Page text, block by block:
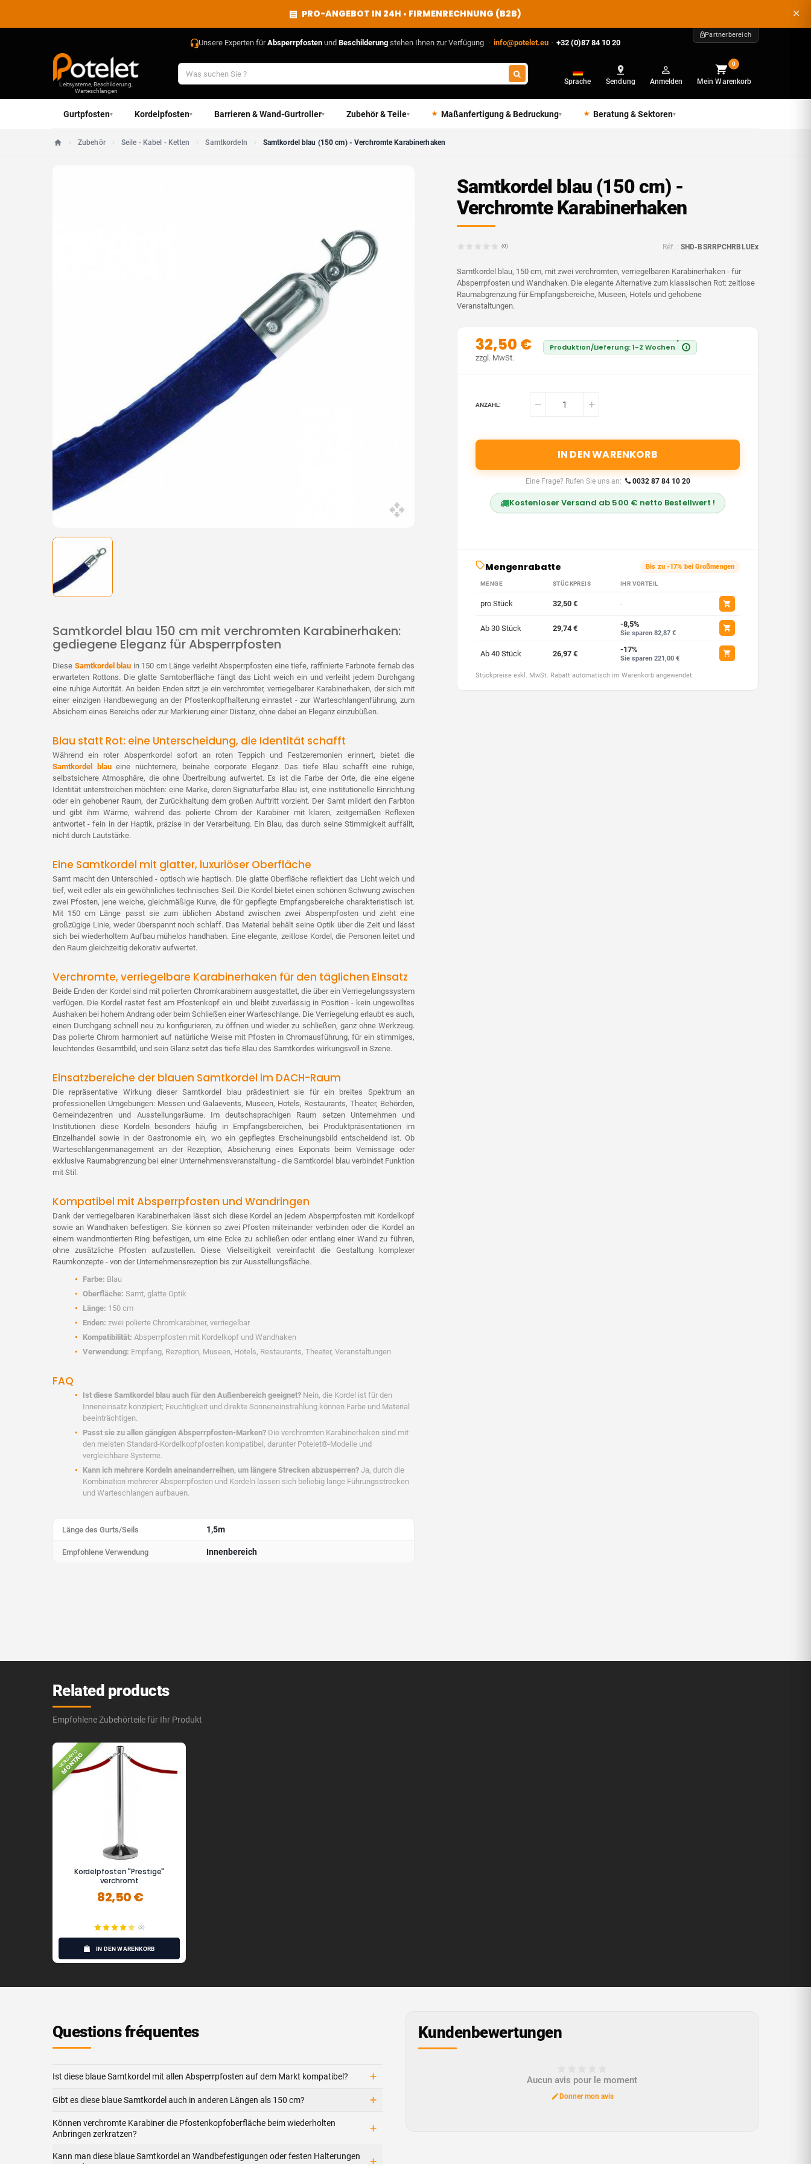
PRO-ANGEBOT IN 24H • FIRMENRECHNUNG (B2B)
Unsere Experten fürAbsperrpfosten und Beschilderung stehen Ihnen zur Verfügung · info@potelet.eu · +32 (0)87 84 10 20
Partnerbereich
Leitsysteme, Beschilderung,
Warteschlangen
Sprache Sendung Anmelden
0
Mein Warenkorb
Gurtpfosten▾ Kordelpfosten▾ Barrieren & Wand-Gurtroller▾ Zubehör & Teile▾ Maßanfertigung & Bedruckung▾ Beratung & Sektoren▾
Startseite
Zubehör Seile - Kabel - Ketten Samtkordeln Samtkordel blau (150 cm) - Verchromte Karabinerhaken
Samtkordel blau 150 cm mit verchromten Karabinerhaken:
gediegene Eleganz für Absperrpfosten
Diese Samtkordel blau in 150 cm Länge verleiht Absperrpfosten eine tiefe, raffinierte Farbnote fernab des
erwarteten Rottons. Die glatte Samtoberfläche fängt das Licht weich ein und verleiht jedem Durchgang
eine ruhige Autorität. An beiden Enden sitzt je ein verchromter, verriegelbarer Karabinerhaken, der sich mit
einer einzigen Handbewegung an der Pfostenkopfhalterung einrastet - zur Warteschlangenführung, zum
Absichern eines Bereichs oder zur Markierung einer Distanz, ohne dabei an Eleganz einzubüßen.
Blau statt Rot: eine Unterscheidung, die Identität schafft
Während ein roter Absperrkordel sofort an roten Teppich und Festzeremonien erinnert, bietet die
Samtkordel blaueine nüchternere, beinahe corporate Eleganz. Das tiefe Blau schafft eine ruhige,
selbstsichere Atmosphäre, die ohne Übertreibung aufwertet. Es ist die Farbe der Orte, die eine eigene
Identität unterstreichen möchten: eine Marke, deren Signaturfarbe Blau ist, eine institutionelle Einrichtung
oder ein gehobener Raum, der Zurückhaltung dem großen Auftritt vorzieht. Der Samt mildert den Farbton
und gibt ihm Wärme, während das polierte Chrom der Karabiner mit klaren, zeitgemäßen Reflexen
antwortet - fein in der Haptik, präzise in der Verarbeitung. Ein Blau, das durch seine Stimmigkeit auffällt,
nicht durch Lautstärke.
Eine Samtkordel mit glatter, luxuriöser Oberfläche
Samt macht den Unterschied - optisch wie haptisch. Die glatte Oberfläche reflektiert das Licht weich und
tief, weit edler als ein gewöhnliches technisches Seil. Die Kordel bietet einen schönen Schwung zwischen
zwei Pfosten, jene weiche, gleichmäßige Kurve, die für gepflegte Empfangsbereiche charakteristisch ist.
Mit 150 cm Länge passt sie zum üblichen Abstand zwischen zwei Absperrpfosten und zieht eine
großzügige Linie, weder überspannt noch schlaff. Das Material behält seine Optik über die Zeit und lässt
sich bei wiederholtem Aufbau mühelos handhaben. Eine elegante, zeitlose Kordel, die Personen leitet und
den Raum gleichzeitig dekorativ aufwertet.
Verchromte, verriegelbare Karabinerhaken für den täglichen Einsatz
Beide Enden der Kordel sind mit polierten Chromkarabinern ausgestattet, die über ein Verriegelungssystem
verfügen. Die Kordel rastet fest am Pfostenkopf ein und bleibt zuverlässig in Position - kein ungewolltes
Aushaken bei hohem Andrang oder beim Schließen einer Warteschlange. Die Verriegelung erlaubt es auch,
einen Durchgang schnell neu zu konfigurieren, zu öffnen und wieder zu schließen, ganz ohne Werkzeug.
Das polierte Chrom harmoniert auf natürliche Weise mit Pfosten in Chromausführung, für ein stimmiges,
leuchtendes Gesamtbild, und sein Glanz setzt das tiefe Blau des Samtkordes wirkungsvoll in Szene.
Einsatzbereiche der blauen Samtkordel im DACH-Raum
Die repräsentative Wirkung dieser Samtkordel blau prädestiniert sie für ein breites Spektrum an
professionellen Umgebungen: Messen und Galaevents, Museen, Hotels, Restaurants, Theater, Behörden,
Gemeindezentren und Ausstellungsräume. Im deutschsprachigen Raum setzen Unternehmen und
Institutionen diese Kordeln besonders häufig in Empfangsbereichen, bei Produktpräsentationen im
Einzelhandel sowie in der Gastronomie ein, wo ein gepflegtes Erscheinungsbild entscheidend ist. Ob
Warteschlangenmanagement an der Rezeption, Absicherung eines Exponats beim Vernissage oder
exklusive Raumabgrenzung bei einer Unternehmensveranstaltung - die Samtkordel blau verbindet Funktion
mit Stil.
Kompatibel mit Absperrpfosten und Wandringen
Dank der verriegelbaren Karabinerhaken lässt sich diese Kordel an jedem Absperrpfosten mit Kordelkopf
sowie an Wandhaken befestigen. Sie können so zwei Pfosten miteinander verbinden oder die Kordel an
einem wandmontierten Ring befestigen, um eine Ecke zu schließen oder entlang einer Wand zu führen,
ohne zusätzliche Pfosten aufzustellen. Diese Vielseitigkeit vereinfacht die Gestaltung komplexer
Raumkonzepte - von der Unternehmensrezeption bis zur Ausstellungsfläche.
Farbe: Blau
Oberfläche: Samt, glatte Optik
Länge: 150 cm
Enden: zwei polierte Chromkarabiner, verriegelbar
Kompatibilität: Absperrpfosten mit Kordelkopf und Wandhaken
Verwendung: Empfang, Rezeption, Museen, Hotels, Restaurants, Theater, Veranstaltungen
FAQ
Ist diese Samtkordel blau auch für den Außenbereich geeignet? Nein, die Kordel ist für den
Inneneinsatz konzipiert; Feuchtigkeit und direkte Sonneneinstrahlung können Farbe und Material
beeinträchtigen.
Passt sie zu allen gängigen Absperrpfosten-Marken? Die verchromten Karabinerhaken sind mit
den meisten Standard-Kordelkopfpfosten kompatibel, darunter Potelet®-Modelle und
vergleichbare Systeme.
Kann ich mehrere Kordeln aneinanderreihen, um längere Strecken abzusperren? Ja, durch die
Kombination mehrerer Absperrpfosten und Kordeln lassen sich beliebig lange Führungsstrecken
und Warteschlangen aufbauen.
Länge des Gurts/Seils 1,5m
Empfohlene Verwendung Innenbereich
Samtkordel blau (150 cm) -
Verchromte Karabinerhaken
(0) Réf. :SHD-BSRRPCHRBLUEx
Samtkordel blau, 150 cm, mit zwei verchromten, verriegelbaren Karabinerhaken - für
Absperrpfosten und Wandhaken. Die elegante Alternative zum klassischen Rot: zeitlose
Raumabgrenzung für Empfangsbereiche, Museen, Hotels und gehobene
Veranstaltungen.
32,50 € Produktion/Lieferung: 1-2 Wochen *
i
zzgl. MwSt.
ANZAHL:
IN DEN WARENKORB
Eine Frage? Rufen Sie uns an: 0032 87 84 10 20
Kostenloser Versand ab 500 € netto Bestellwert !
Mengenrabatte Bis zu -17% bei Großmengen
MENGE STÜCKPREIS IHR VORTEIL
pro Stück 32,50 € -
Ab 30 Stück 29,74 € -8,5%
Sie sparen 82,87 €
Ab 40 Stück 26,97 € -17%
Sie sparen 221,00 €
Stückpreise exkl. MwSt. Rabatt automatisch im Warenkorb angewendet.
Related products
Empfohlene Zubehörteile für Ihr Produkt
VERSAND
MONTAG
Kordelpfosten "Prestige"
verchromt
82,50 €
(2)
IN DEN WARENKORB
Questions fréquentes
Ist diese blaue Samtkordel mit allen Absperrpfosten auf dem Markt kompatibel? +
Gibt es diese blaue Samtkordel auch in anderen Längen als 150 cm? +
Können verchromte Karabiner die Pfostenkopfoberfläche beim wiederholten
Anbringen zerkratzen?
+
Kann man diese blaue Samtkordel an Wandbefestigungen oder festen Halterungen
Kundenbewertungen
Aucun avis pour le moment
Donner mon avis